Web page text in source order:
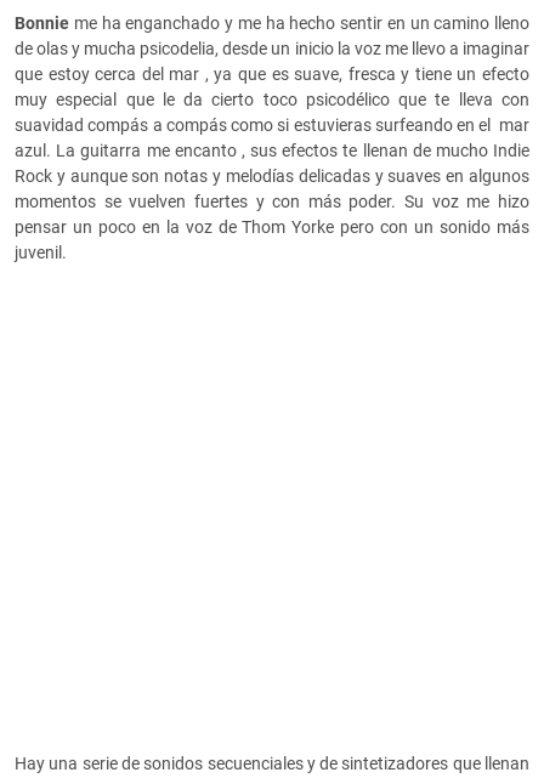
Bonnie me ha enganchado y me ha hecho sentir en un camino lleno
de olas y mucha psicodelia, desde un inicio la voz me llevo a imaginar
que estoy cerca del mar , ya que es suave, fresca y tiene un efecto
muy especial que le da cierto toco psicodélico que te lleva con
suavidad compás a compás como si estuvieras surfeando en el mar
azul. La guitarra me encanto , sus efectos te llenan de mucho Indie
Rock y aunque son notas y melodías delicadas y suaves en algunos
momentos se vuelven fuertes y con más poder. Su voz me hizo
pensar un poco en la voz de Thom Yorke pero con un sonido más
juvenil.
Hay una serie de sonidos secuenciales y de sintetizadores que llenan